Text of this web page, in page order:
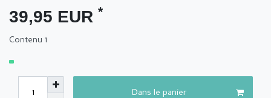
39,95 EUR *
Contenu 1
Dans le panier